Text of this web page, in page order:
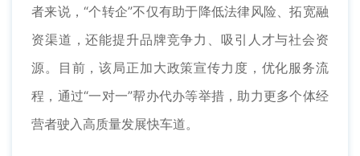
者来说，“个转企”不仅有助于降低法律风险、拓宽融
资渠道，还能提升品牌竞争力、吸引人才与社会资
源。目前，该局正加大政策宣传力度，优化服务流
程，通过“一对一”帮办代办等举措，助力更多个体经
营者驶入高质量发展快车道。